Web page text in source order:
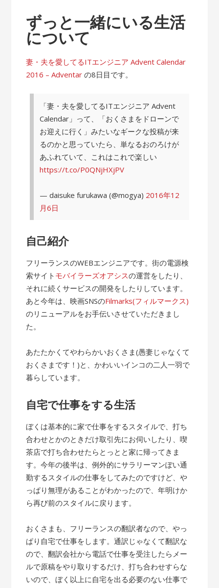
ずっと一緒にいる生活
について
妻・夫を愛してるITエンジニア Advent Calendar
2016 – Adventar の8日目です。
「妻・夫を愛してるITエンジニア Advent
Calendar」って、「おくさまをドローンで
お迎えに行く」みたいなギークな投稿が来
るのかと思っていたら、単なるおのろけが
あふれていて、これはこれで楽しい
https://t.co/P0QNjHXjPV
— daisuke furukawa (@mogya) 2016年12
月6日
自己紹介
フリーランスのWEBエンジニアです。街の電源検
索サイト モバイラーズオアシスの運営をしたり、
それに続くサービスの開発をしたりしています。
あと今年は、映画SNSのFilmarks(フィルマークス)
のリニューアルをお手伝いさせていただきまし
た。
あたたかくてやわらかいおくさま(愚妻じゃなくて
おくさまです！)と、かわいいインコの二人一羽で
暮らしています。
自宅で仕事をする生活
ぼくは基本的に家で仕事をするスタイルで、打ち
合わせとかのときだけ取引先にお伺いしたり、喫
茶店で打ち合わせたらとっとと家に帰ってきま
す。今年の後半は、例外的にサラリーマンぽい通
勤するスタイルの仕事をしてみたのですけど、や
っぱり無理があることがわかったので、年明けか
ら再び前のスタイルに戻ります。
おくさまも、フリーランスの翻訳者なので、やっ
ぱり自宅で仕事をします。通訳じゃなくて翻訳な
ので、翻訳会社から電話で仕事を受注したらメー
ルで原稿をやり取りするだけ、打ち合わせすらな
いので、ぼく以上に自宅を出る必要のない仕事で